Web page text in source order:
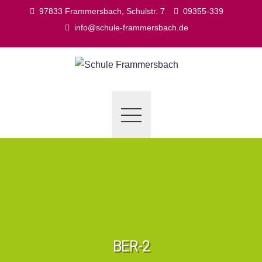
97833 Frammersbach, Schulstr. 7
09355-339
info@schule-frammersbach.de
BER-2